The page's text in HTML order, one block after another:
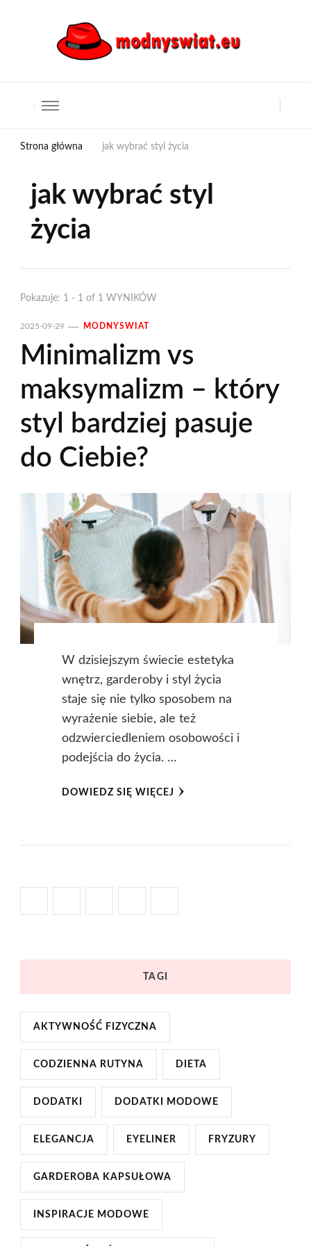
Strona główna jak wybrać styl życia
jak wybrać styl
życia
Pokazuje: 1 - 1 of 1 WYNIKÓW
2025-09-29 MODNYSWIAT
Minimalizm vs
maksymalizm – który
styl bardziej pasuje
do Ciebie?
W dzisiejszym świecie estetyka
wnętrz, garderoby i styl życia
staje się nie tylko sposobem na
wyrażenie siebie, ale też
odzwierciedleniem osobowości i
podejścia do życia. …
DOWIEDZ SIĘ WIĘCEJ
TAGI
AKTYWNOŚĆ FIZYCZNA
CODZIENNA RUTYNA DIETA
DODATKI DODATKI MODOWE
ELEGANCJA EYELINER FRYZURY
GARDEROBA KAPSUŁOWA
INSPIRACJE MODOWE